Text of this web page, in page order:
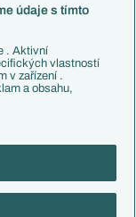
ČTK.
údaje s tímto
. Aktivní
vlastností
v zařízení .
a obsahu,